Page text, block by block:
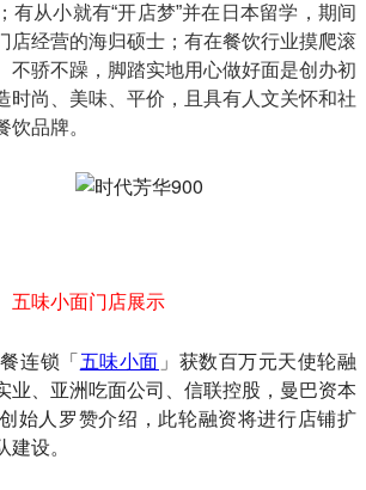
有从小就有“开店梦”并在日本留学，期间
店经营的海归硕士；有在餐饮行业摸爬滚
不骄不躁，脚踏实地用心做好面是创办初
时尚、美味、平价，且具有人文关怀和社
饮品牌。
五味小面门店展示
连锁「五味小面 」获数百万元天使轮融
业、亚洲吃面公司、信联控股，曼巴资本
始人罗赞介绍，此轮融资将进行店铺扩
设。